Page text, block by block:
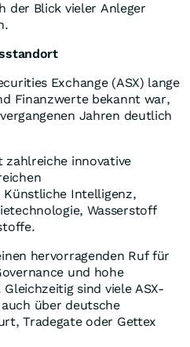
der Blick vieler Anleger
Exchange (ASX) lange
Finanzwerte bekannt war,
Jahren deutlich
zahlreiche innovative
Künstliche Intelligenz,
Wasserstoff
hervorragenden Ruf für
und hohe
sind viele ASX-
über deutsche
Tradegate oder Gettex